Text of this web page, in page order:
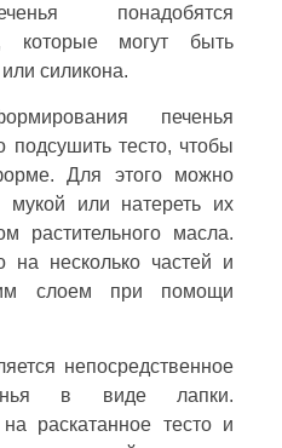
понадобятся
которые могут быть
силикона.
печенья
подсушить тесто, чтобы
Для этого можно
мукой или натереть их
растительного масла.
на несколько частей и
слоем при помощи
непосредственное
в виде лапки.
раскатанное тесто и